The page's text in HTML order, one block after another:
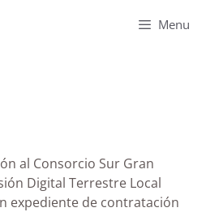
Menu
al Consorcio Sur Gran
Digital Terrestre Local
expediente de contratación